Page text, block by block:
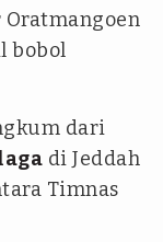
Oratmangoen
bobol
dari
di Jeddah
Timnas